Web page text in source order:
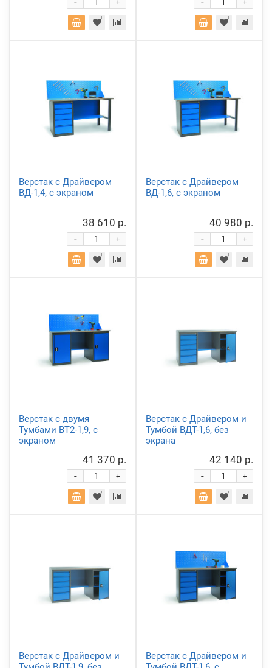
+ +
Верстак с Драйвером
ВД-1,4, с экраном
38 610 р.
+
-
Верстак с Драйвером
ВД-1,6, с экраном
40 980 р.
+
-
Верстак с двумя
Тумбами ВТ2-1,9, с
экраном
41 370 р.
+
-
Верстак с Драйвером и
Тумбой ВДТ-1,6, без
экрана
42 140 р.
+
-
Верстак с Драйвером и
Верстак с Драйвером и